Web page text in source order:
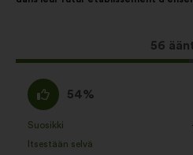
Tämä
56
samaa
mieltä
:
54%
Suosikki
:kertaa
Itsestään selvä
:kertaa